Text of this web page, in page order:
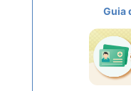
Guia